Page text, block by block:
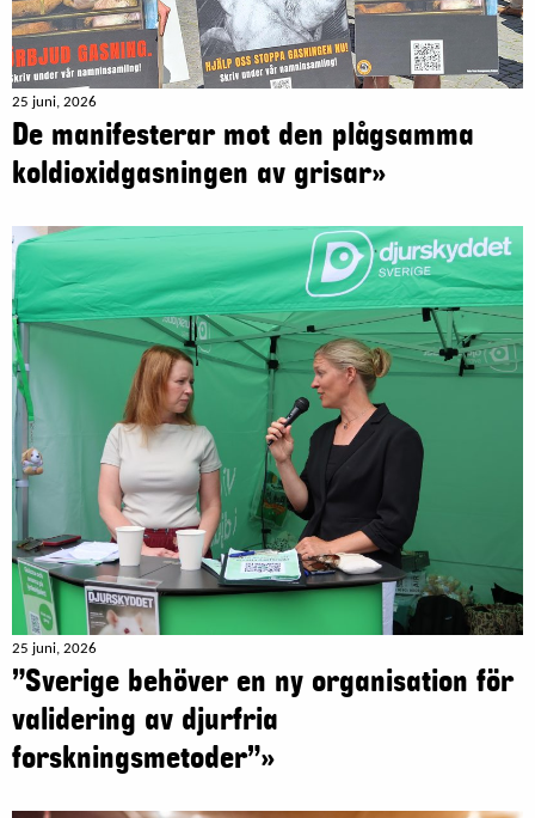
25 juni, 2026
De manifesterar mot den plågsamma
koldioxidgasningen av grisar»
25 juni, 2026
”Sverige behöver en ny organisation för
validering av djurfria
forskningsmetoder”»